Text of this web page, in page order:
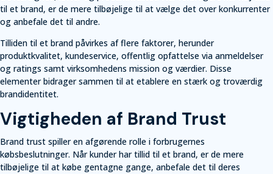
til et brand, er de mere tilbøjelige til at vælge det over konkurrenter
og anbefale det til andre.
Tilliden til et brand påvirkes af flere faktorer, herunder
produktkvalitet, kundeservice, offentlig opfattelse via anmeldelser
og ratings samt virksomhedens mission og værdier. Disse
elementer bidrager sammen til at etablere en stærk og troværdig
brandidentitet.
Vigtigheden af Brand Trust
Brand trust spiller en afgørende rolle i forbrugernes
købsbeslutninger. Når kunder har tillid til et brand, er de mere
tilbøjelige til at købe gentagne gange, anbefale det til deres